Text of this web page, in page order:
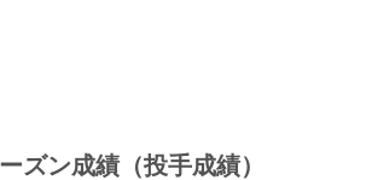
ズン成績（投手成績）